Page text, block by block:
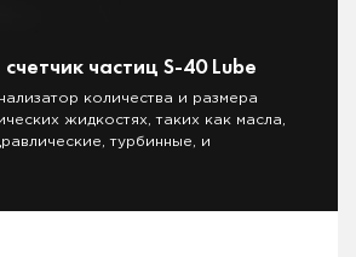
частиц S-40 Lube
количества и размера
жидкостях, таких как масла,
турбинные, и